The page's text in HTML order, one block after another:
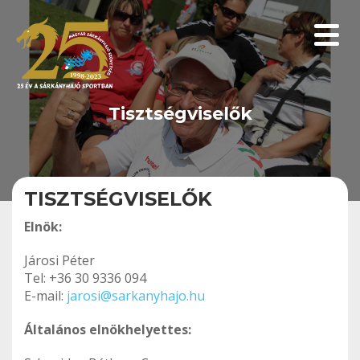
Tisztségviselők
TISZTSÉGVISELŐK
Elnök:
Járosi Péter
Tel: +36 30 9336 094
E-mail: jarosi@sarkanyhajo.hu
Általános elnökhelyettes: